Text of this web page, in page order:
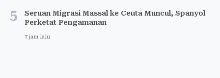
5
Seruan Migrasi Massal ke Ceuta Muncul, Spanyol
Perketat Pengamanan
7 jam lalu